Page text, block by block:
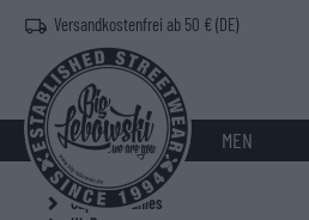
Versandkostenfrei ab 50 € (DE)
MEN
Caps & Beanies